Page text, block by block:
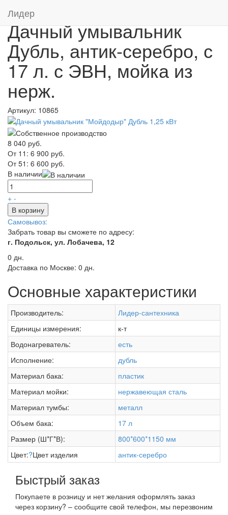
Лидер
Дачный умывальник
Дубль, антик-серебро, с
17 л. с ЭВН, мойка из
нерж.
Артикул: 10865
8 040 руб.
От 11: 6 900 руб.
От 51: 6 600 руб.
В наличии
+ -
В корзину
Самовывоз:
Забрать товар вы сможете по адресу:
г. Подольск, ул. Лобачева, 12
0 дн.
Доставка по Москве: 0 дн.
Основные характеристики
Производитель:
Лидер-сантехника
Единицы измерения:
к-т
Водонагреватель:
есть
Исполнение:
дубль
Материал бака:
пластик
Материал мойки:
нержавеющая сталь
Материал тумбы:
металл
Объем бака:
17 л
Размер (Ш*Г*В):
800*600*1150 мм
Цвет:?Цвет изделия антик-серебро
Быстрый заказ
Покупаете в розницу и нет желания оформлять заказ
через корзину? – сообщите свой телефон, мы перезвоним